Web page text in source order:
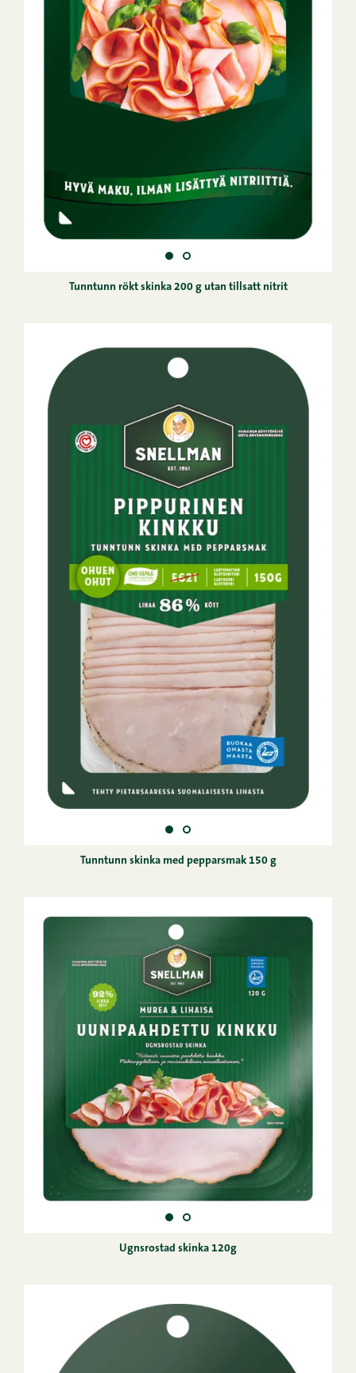
Tunntunn rökt skinka 200 g utan tillsatt nitrit
Tunntunn skinka med pepparsmak 150 g
Ugnsrostad skinka 120g